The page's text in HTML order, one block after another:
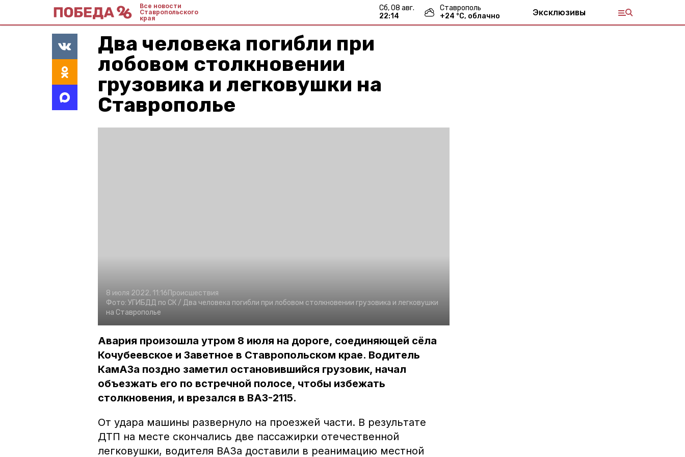
Все новости
Ставропольского
края
сб, 08 авг.
22:14
Ставрополь
+24 °С, облачно Эксклюзивы
Два человека погибли при
лобовом столкновении
грузовика и легковушки на
Ставрополье
8 июля 2022, 11:16Происшествия
Фото: УГИБДД по СК / Два человека погибли при лобовом столкновении грузовика и легковушки
на Ставрополье
Авария произошла утром 8 июля на дороге, соединяющей сёла
Кочубеевское и Заветное в Ставропольском крае. Водитель
КамАЗа поздно заметил остановившийся грузовик, начал
объезжать его по встречной полосе, чтобы избежать
столкновения, и врезался в ВАЗ-2115.
От удара машины развернуло на проезжей части. В результате
ДТП на месте скончались две пассажирки отечественной
легковушки, водителя ВАЗа доставили в реанимацию местной